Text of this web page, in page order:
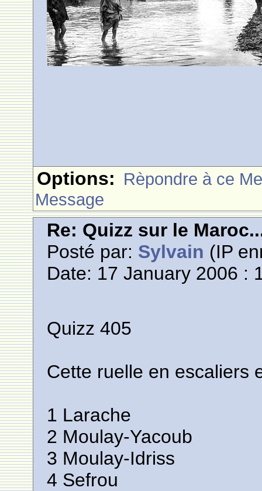
Options: Rèpondre à ce
Message
Re: Quizz sur le
Posté par: Sylvain (IP
Date: 17 January 2006 :
Quizz 405
Cette ruelle en escaliers
1 Larache
2 Moulay-Yacoub
3 Moulay-Idriss
4 Sefrou